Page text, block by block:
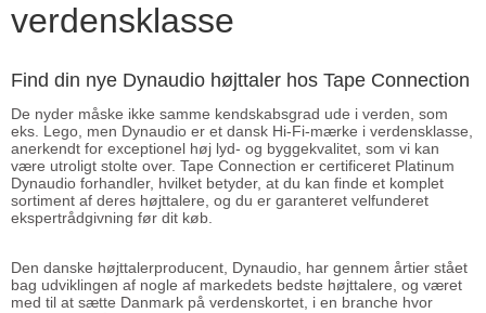
verdensklasse
Find din nye Dynaudio højttaler hos Tape Connection
De nyder måske ikke samme kendskabsgrad ude i verden, som
eks. Lego, men Dynaudio er et dansk Hi-Fi-mærke i verdensklasse,
anerkendt for exceptionel høj lyd- og byggekvalitet, som vi kan
være utroligt stolte over. Tape Connection er certificeret Platinum
Dynaudio forhandler, hvilket betyder, at du kan finde et komplet
sortiment af deres højttalere, og du er garanteret velfunderet
ekspertrådgivning før dit køb.
Den danske højttalerproducent, Dynaudio, har gennem årtier stået
bag udviklingen af nogle af markedets bedste højttalere, og været
med til at sætte Danmark på verdenskortet, i en branche hvor